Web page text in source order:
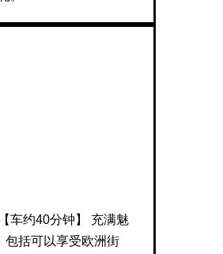
车约40分钟】 充满魅
包括可以享受欧洲街